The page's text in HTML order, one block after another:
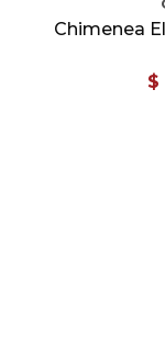
Chimenea
$